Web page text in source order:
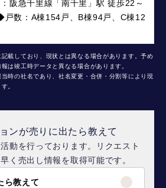
阪急千里線「南千里」駅 徒歩22～
数：A棟154戸、B棟94戸、C棟12
載しており、現状とは異なる場合があります。予め
は竣工時データと異なる場合があります。
時の社名であり、社名変更・合併・分割等により現
。
ンが売りに出たら教えて
動を行っております。リクエスト
く売出し情報を取得可能です。
ら教えて